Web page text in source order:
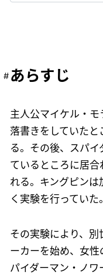
あらすじ
主人公マイケル・
落書きをしていた
る。その後、スパ
ているところに居
れる。キングピンは
く実験を行っていた。
その実験により、
ーカーを始め、女性
パイダーマン・ノ